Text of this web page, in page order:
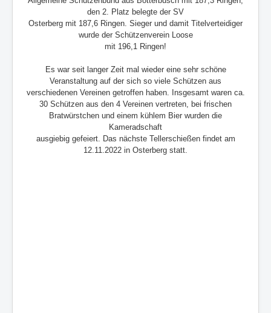
den 2. Platz belegte der SV
Osterberg mit 187,6 Ringen. Sieger und damit Titelverteidiger
wurde der Schützenverein Loose
mit 196,1 Ringen!
Es war seit langer Zeit mal wieder eine sehr schöne
Veranstaltung auf der sich so viele Schützen aus
verschiedenen Vereinen getroffen haben. Insgesamt waren ca.
30 Schützen aus den 4 Vereinen vertreten, bei frischen
Bratwürstchen und einem kühlem Bier wurden die
Kameradschaft
ausgiebig gefeiert. Das nächste Tellerschießen findet am
12.11.2022 in Osterberg statt.